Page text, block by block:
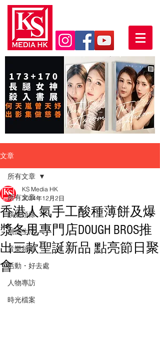
文章
所有文章
娛樂頭條
潮流生活
音樂頻道
活動・好去處
人物專訪
時光檔案
所有文章
香港人氣手工酸種薄餅及爆
漿冬甩專門店DOUGH BROS推
出三款聖誕新品 點亮節日聚
會
KS Media HK
2024年12月2日